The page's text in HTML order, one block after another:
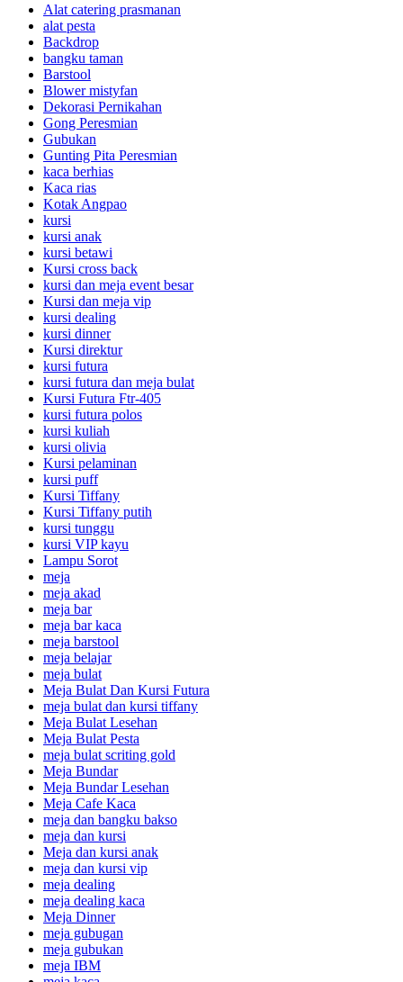
Alat catering prasmanan
alat pesta
Backdrop
bangku taman
Barstool
Blower mistyfan
Dekorasi Pernikahan
Gong Peresmian
Gubukan
Gunting Pita Peresmian
kaca berhias
Kaca rias
Kotak Angpao
kursi
kursi anak
kursi betawi
Kursi cross back
kursi dan meja event besar
Kursi dan meja vip
kursi dealing
kursi dinner
Kursi direktur
kursi futura
kursi futura dan meja bulat
Kursi Futura Ftr-405
kursi futura polos
kursi kuliah
kursi olivia
Kursi pelaminan
kursi puff
Kursi Tiffany
Kursi Tiffany putih
kursi tunggu
kursi VIP kayu
Lampu Sorot
meja
meja akad
meja bar
meja bar kaca
meja barstool
meja belajar
meja bulat
Meja Bulat Dan Kursi Futura
meja bulat dan kursi tiffany
Meja Bulat Lesehan
Meja Bulat Pesta
meja bulat scriting gold
Meja Bundar
Meja Bundar Lesehan
Meja Cafe Kaca
meja dan bangku bakso
meja dan kursi
Meja dan kursi anak
meja dan kursi vip
meja dealing
meja dealing kaca
Meja Dinner
meja gubugan
meja gubukan
meja IBM